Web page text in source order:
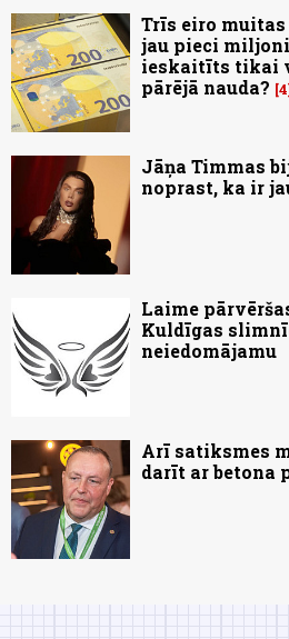
Trīs eiro
jau pieci miljoni
ieskaitīts tikai
pārējā nauda? 4
Jāņa Timmas
noprast, ka ir
Laime
Kuldīgas
neiedomājamu
Arī satiksmes
darīt ar betona